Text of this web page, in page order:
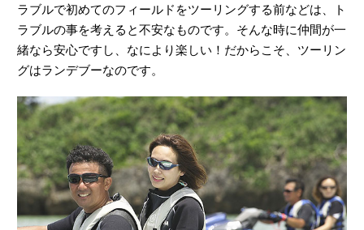
ラブルで初めてのフィールドをツーリングする前などは、ト
ラブルの事を考えると不安なものです。そんな時に仲間が一
緒なら安心ですし、なにより楽しい！だからこそ、ツーリン
グはランデブーなのです。